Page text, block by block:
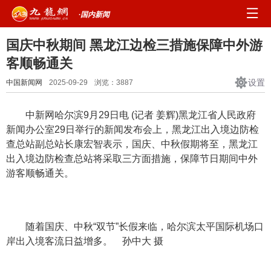
·国内新闻
国庆中秋期间 黑龙江边检三措施保障中外游
客顺畅通关
中国新闻网 2025-09-29 浏览： 3887 设置
中新网哈尔滨9月29日电 (记者 姜辉)黑龙江省人民政府
新闻办公室29日举行的新闻发布会上，黑龙江出入境边防检
查总站副总站长康宏智表示，国庆、中秋假期将至，黑龙江
出入境边防检查总站将采取三方面措施，保障节日期间中外
游客顺畅通关。
随着国庆、中秋“双节”长假来临，哈尔滨太平国际机场口
岸出入境客流日益增多。 孙中大 摄